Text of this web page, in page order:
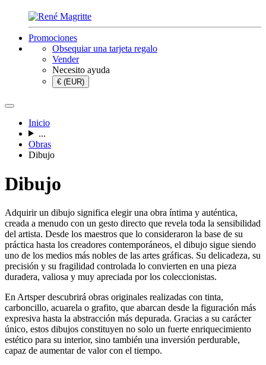
Promociones
Obsequiar una tarjeta regalo
Vender
Necesito ayuda
€ (EUR)
Inicio
...
Obras
Dibujo
Dibujo
Adquirir un dibujo significa elegir una obra íntima y auténtica,
creada a menudo con un gesto directo que revela toda la sensibilidad
del artista. Desde los maestros que lo consideraron la base de su
práctica hasta los creadores contemporáneos, el dibujo sigue siendo
uno de los medios más nobles de las artes gráficas. Su delicadeza, su
precisión y su fragilidad controlada lo convierten en una pieza
duradera, valiosa y muy apreciada por los coleccionistas.
En Artsper descubrirá obras originales realizadas con tinta,
carboncillo, acuarela o grafito, que abarcan desde la figuración más
expresiva hasta la abstracción más depurada. Gracias a su carácter
único, estos dibujos constituyen no solo un fuerte enriquecimiento
estético para su interior, sino también una inversión perdurable,
capaz de aumentar de valor con el tiempo.